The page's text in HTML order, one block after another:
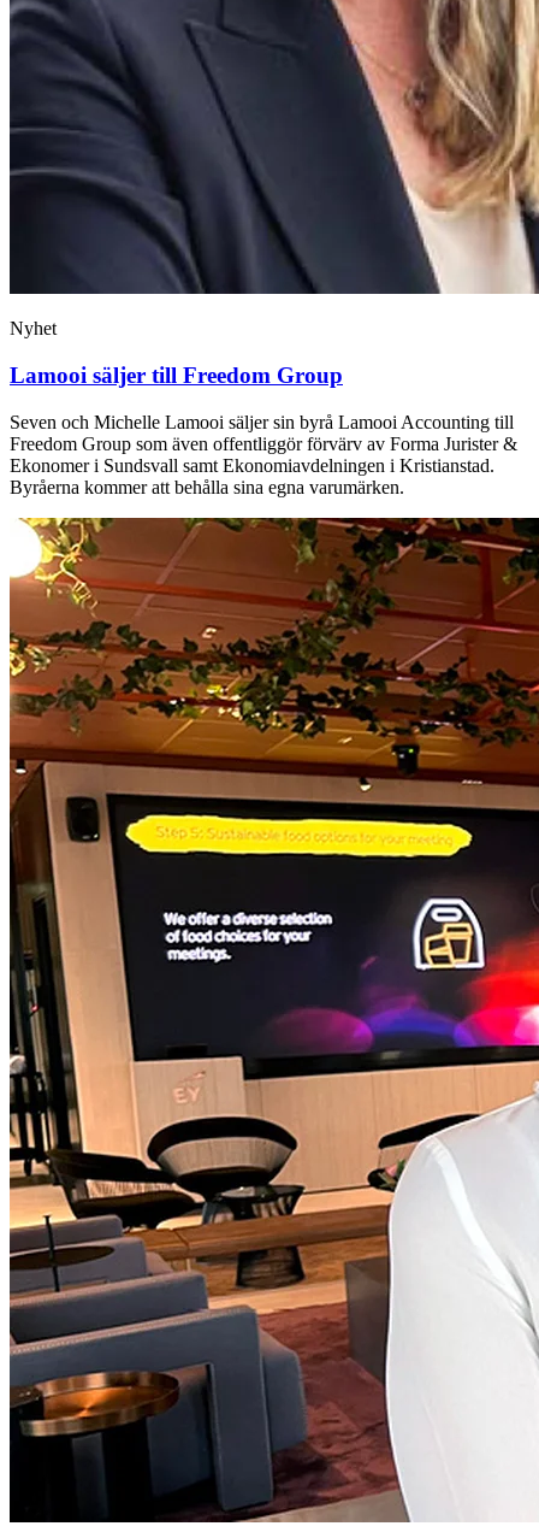
Nyhet
Lamooi säljer till Freedom Group
Seven och Michelle Lamooi säljer sin byrå Lamooi Accounting till
Freedom Group som även offentliggör förvärv av Forma Jurister &
Ekonomer i Sundsvall samt Ekonomiavdelningen i Kristianstad.
Byråerna kommer att behålla sina egna varumärken.